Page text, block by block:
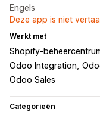
Engels
Deze app is niet
Werkt met
Shopify-
Odoo Integration
Odoo Sales
Categorieën